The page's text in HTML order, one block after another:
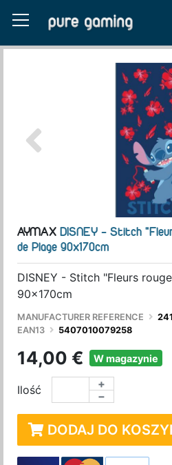
AYMAX DISNEY - Stitch
de Plage 90x170cm
DISNEY - Stitch "Fleurs
90x170cm
MANUFACTURER REFERENCE
EAN13
5407010079258
14,00 € W magazynie
Ilość −
+
DODAJ DO